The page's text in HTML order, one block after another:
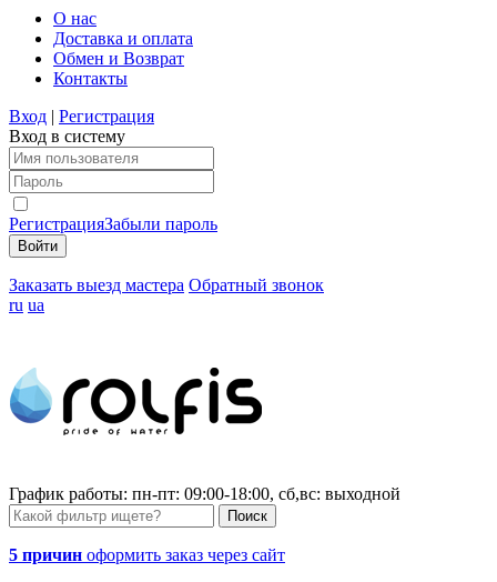
О нас
Доставка и оплата
Обмен и Возврат
Контакты
Вход | Регистрация
Вход в систему
РегистрацияЗабыли пароль
Заказать выезд мастера Обратный звонок
ru ua
График работы: пн-пт: 09:00-18:00, сб,вс: выходной
5 причин оформить заказ через сайт